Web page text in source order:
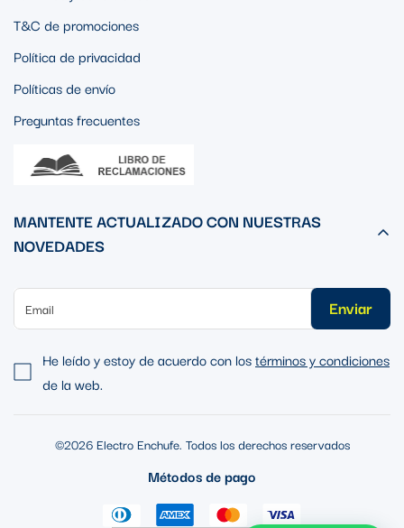
T&C de promociones
Política de privacidad
Políticas de envío
Preguntas frecuentes
MANTENTE ACTUALIZADO CON NUESTRAS
NOVEDADES
Enviar
He leído y estoy de acuerdo con lostérminos y condiciones
de la web.
©2026 Electro Enchufe. Todos los derechos reservados
Métodos de pago